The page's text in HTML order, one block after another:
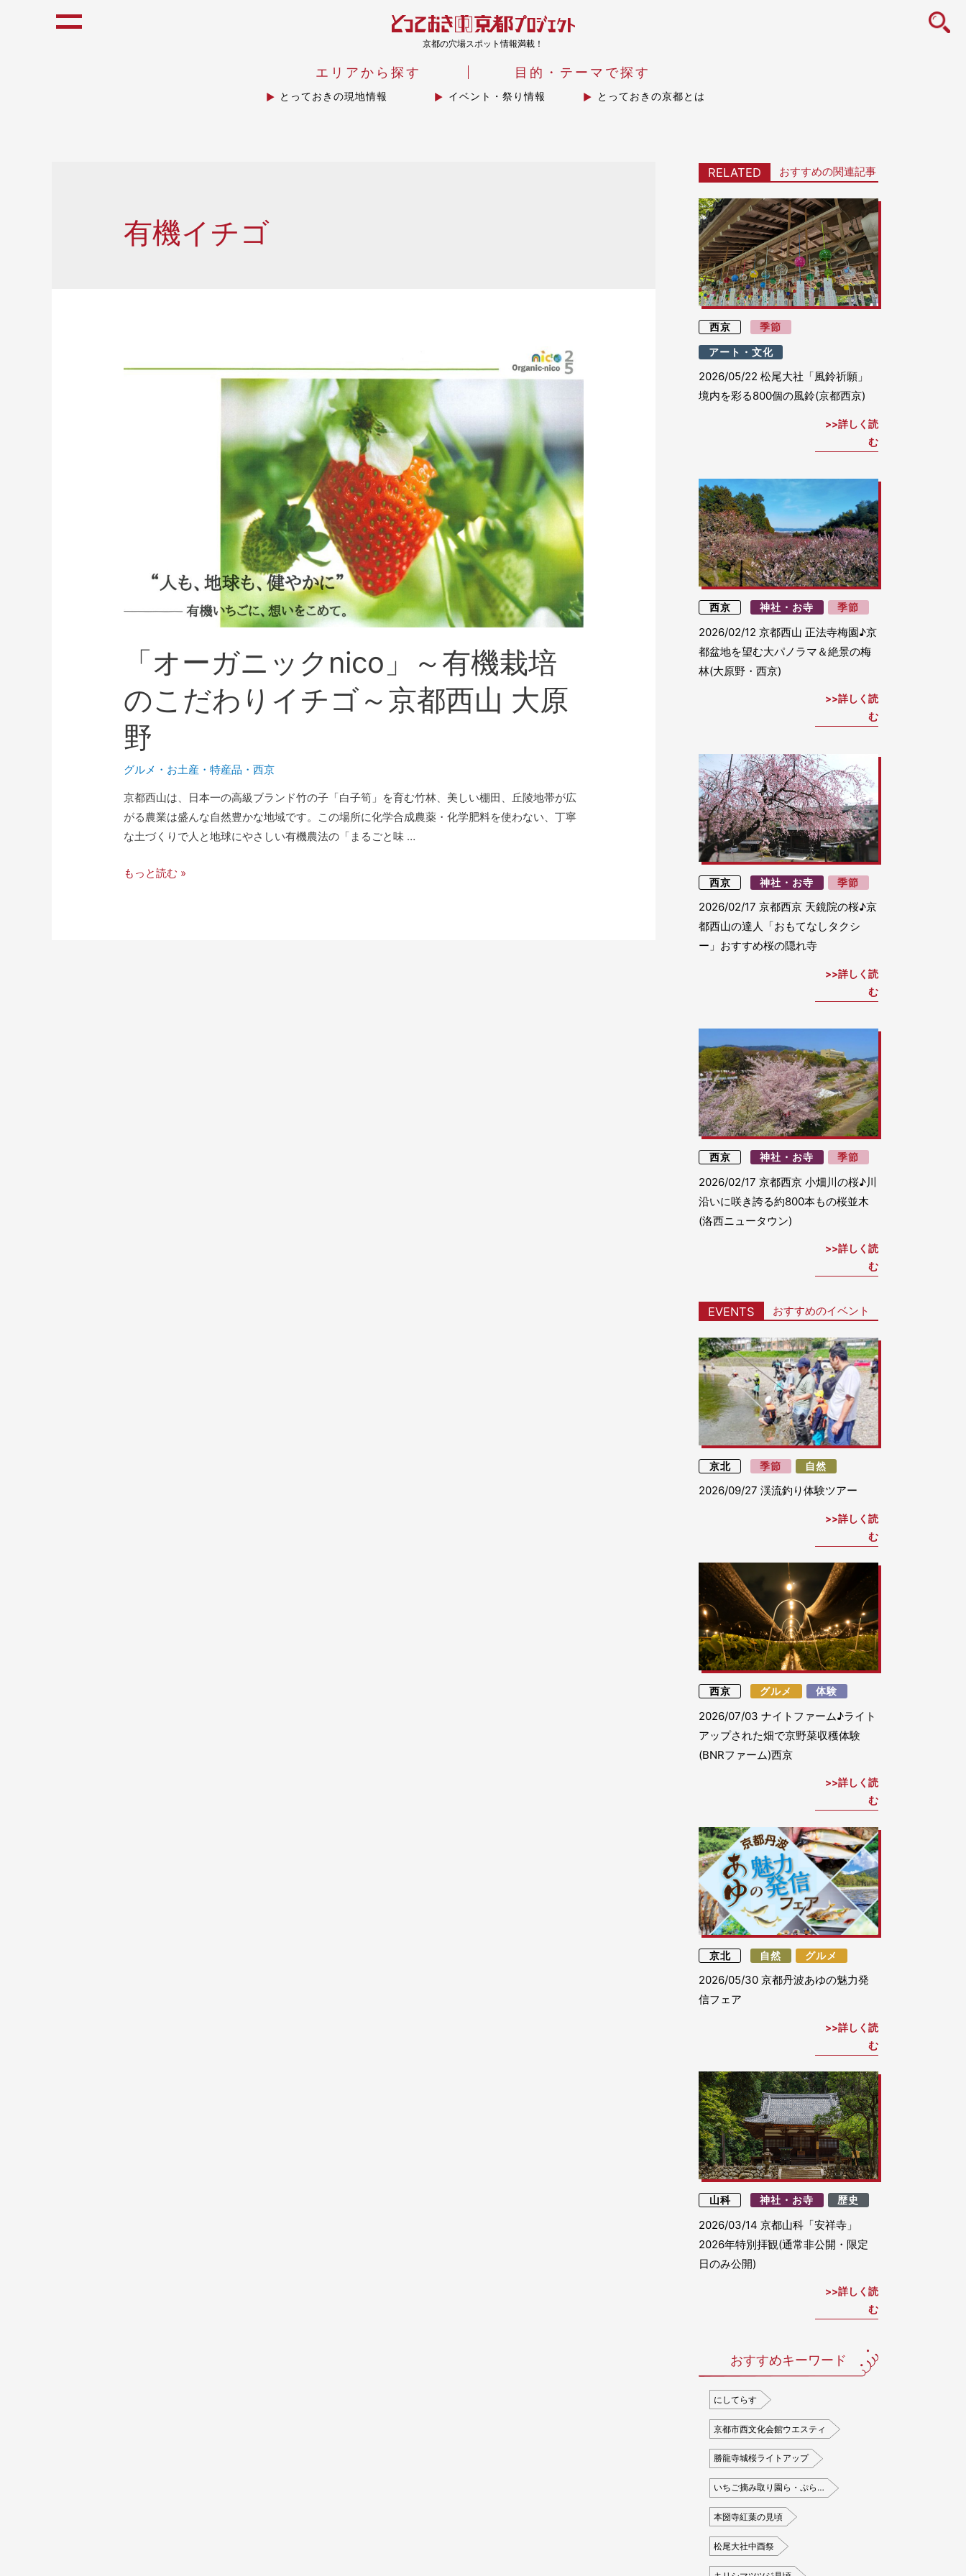
icon
京都の穴場スポット情報満載！
エリアから探す 目的・テーマで探す
とっておきの現地情報 イベント・祭り情報 とっておきの京都とは
有機イチゴ
「オーガニックnico」～有機栽培
のこだわりイチゴ～京都西山 大原
野
グルメ ・ お土産・特産品 ・西京
京都西山は、日本一の高級ブランド竹の子「白子筍」を育む竹林、美しい棚田、丘陵地帯が広
がる農業は盛んな自然豊かな地域です。この場所に化学合成農薬・化学肥料を使わない、丁寧
な土づくりで人と地球にやさしい有機農法の「まるごと味 …
もっと読む »
RELATED おすすめの関連記事
西京 季節
アート・文化
2026/05/22 松尾大社「風鈴祈願」
境内を彩る800個の風鈴(京都西京)
詳しく読
む
西京 神社・お寺 季節
2026/02/12 京都西山 正法寺梅園♪京
都盆地を望む大パノラマ＆絶景の梅
林(大原野・西京)
詳しく読
む
西京 神社・お寺 季節
2026/02/17 京都西京 天鏡院の桜♪京
都西山の達人「おもてなしタクシ
ー」おすすめ桜の隠れ寺
詳しく読
む
西京 神社・お寺 季節
2026/02/17 京都西京 小畑川の桜♪川
沿いに咲き誇る約800本もの桜並木
(洛西ニュータウン)
詳しく読
む
EVENTS おすすめのイベント
京北 季節 自然
2026/09/27 渓流釣り体験ツアー
詳しく読
む
西京 グルメ 体験
2026/07/03 ナイトファーム♪ライト
アップされた畑で京野菜収穫体験
(BNRファーム)西京
詳しく読
む
京北 自然 グルメ
2026/05/30 京都丹波あゆの魅力発
信フェア
詳しく読
む
山科 神社・お寺 歴史
2026/03/14 京都山科「安祥寺」
2026年特別拝観(通常非公開・限定
日のみ公開)
詳しく読
む
おすすめキーワード
にしてらす
京都市西文化会館ウエスティ
勝龍寺城桜ライトアップ
いちご摘み取り園ら・ぷら…
本圀寺紅葉の見頃
松尾大社中酉祭